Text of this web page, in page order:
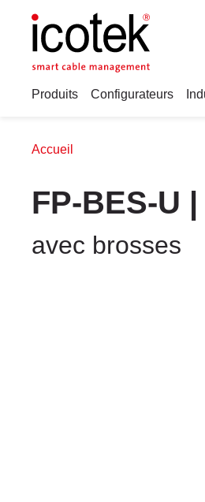
Produits Configurateurs
Accueil
FP-BES-U
avec brosses